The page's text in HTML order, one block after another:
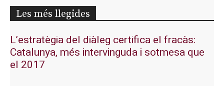
Les més llegides
L’estratègia del diàleg certifica el fracàs:
Catalunya, més intervinguda i sotmesa que
el 2017